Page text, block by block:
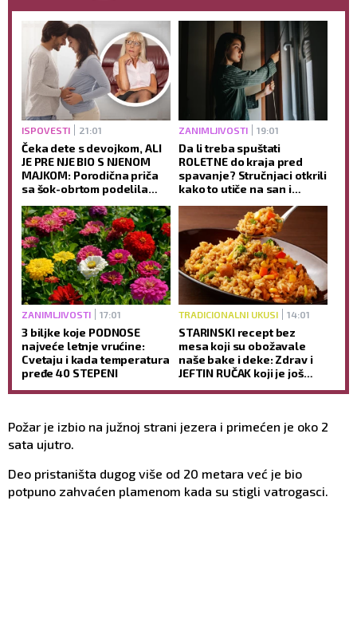
ISPOVESTI 21:01
Čeka dete s devojkom, ALI
JE PRE NJE BIO S NJENOM
MAJKOM: Porodična priča
sa šok-obrtom podelila
ZANIMLJIVOSTI 19:01
Da li treba spuštati
ROLETNE do kraja pred
spavanje? Stručnjaci otkrili
kako to utiče na san i
ZANIMLJIVOSTI 17:01
3 biljke koje PODNOSE
najveće letnje vrućine:
Cvetaju i kada temperatura
pređe 40 STEPENI
TRADICIONALNI UKUSI 14:01
STARINSKI recept bez
mesa koji su obožavale
naše bake i deke: Zdrav i
JEFTIN RUČAK koji je još
Požar je izbio na južnoj strani jezera i primećen je oko 2
sata ujutro.
Deo pristaništa dugog više od 20 metara već je bio
potpuno zahvaćen plamenom kada su stigli vatrogasci.